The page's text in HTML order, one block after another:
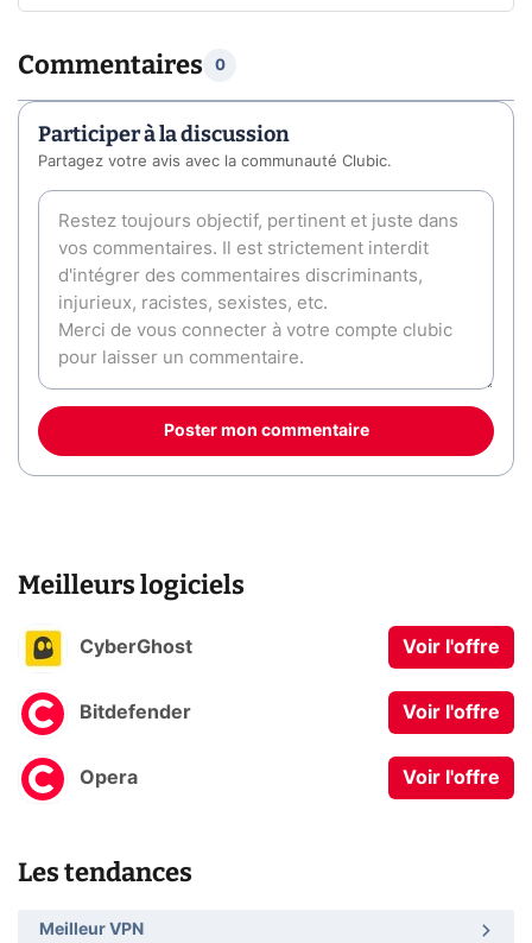
Commentaires 0
Participer à la discussion
Partagez votre avis avec la communauté Clubic.
Poster mon commentaire
Meilleurs logiciels
CyberGhost Voir l'offre
Bitdefender Voir l'offre
Opera Voir l'offre
Les tendances
Meilleur VPN